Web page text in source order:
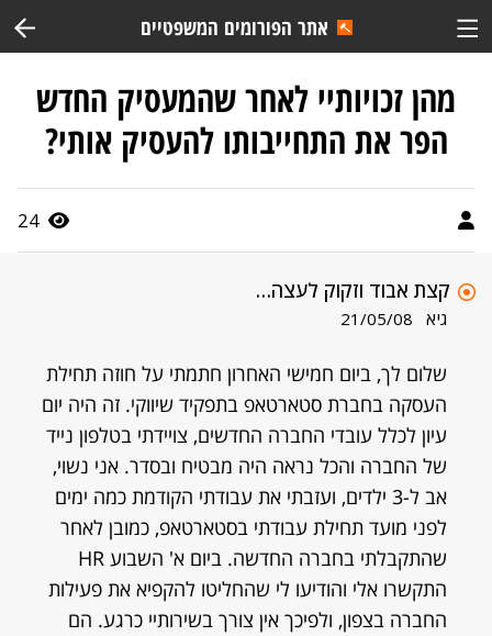
אתר הפורומים המשפטיים
מהן זכויותיי לאחר שהמעסיק החדש
הפר את התחייבותו להעסיק אותי?
24
קצת אבוד וזקוק לעצה…
גיא 21/05/08
שלום לך, ביום חמישי האחרון חתמתי על חוזה תחילת
העסקה בחברת סטארטאפ בתפקיד שיווקי. זה היה יום
עיון לכלל עובדי החברה החדשים, צויידתי בטלפון נייד
של החברה והכל נראה היה מבטיח ובסדר. אני נשוי,
אב ל-3 ילדים, ועזבתי את עבודתי הקודמת כמה ימים
לפני מועד תחילת עבודתי בסטארטאפ, כמובן לאחר
שהתקבלתי בחברה החדשה. ביום א' השבוע HR
התקשרו אלי והודיעו לי שהחליטו להקפיא את פעילות
החברה בצפון, ולפיכך אין צורך בשירותיי כרגע. הם